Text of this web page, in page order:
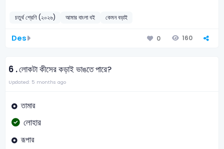
চতুর্থ শ্রেণি (২০২৬) আমার বাংলা বই কেমন বড়াই
Des 0 160
6 .লোকটা কীসের কড়াই ভাঙতে পারে?
Updated: 5 months ago
তামার
লোহার
রূপার